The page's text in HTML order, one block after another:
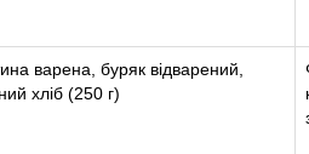
варена, буряк відварений,
хліб (250 г)